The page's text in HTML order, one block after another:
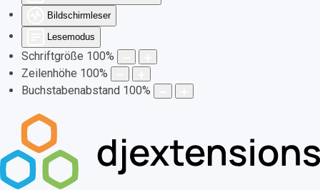
Bildschirmleser
Lesemodus
Schriftgröße 100%
Zeilenhöhe 100%
Buchstabenabstand 100%